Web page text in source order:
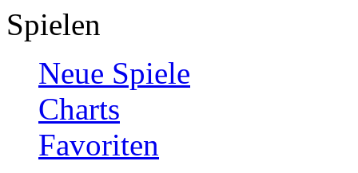
Spielen
Neue Spiele
Charts
Favoriten